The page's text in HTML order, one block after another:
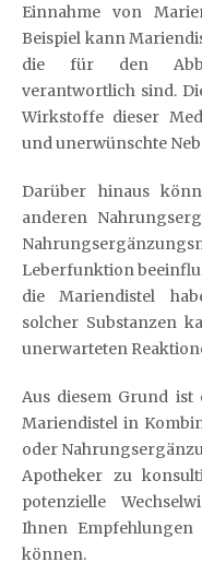
Einnahme von
Beispiel kann
die für den
verantwortlich sind.
Wirkstoffe dieser
und unerwünschte
Darüber hinaus
anderen
Leberfunktion
die Mariendistel
solcher Substanzen
unerwarteten
Aus diesem Grund
Mariendistel in
oder
Apotheker zu
potenzielle
Ihnen
können.